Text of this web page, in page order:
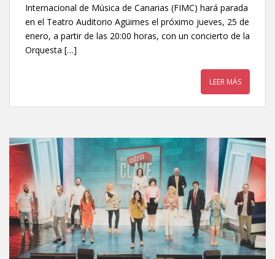
Internacional de Música de Canarias (FIMC) hará parada
en el Teatro Auditorio Agüimes el próximo jueves, 25 de
enero, a partir de las 20:00 horas, con un concierto de la
Orquesta […]
LEER MÁS